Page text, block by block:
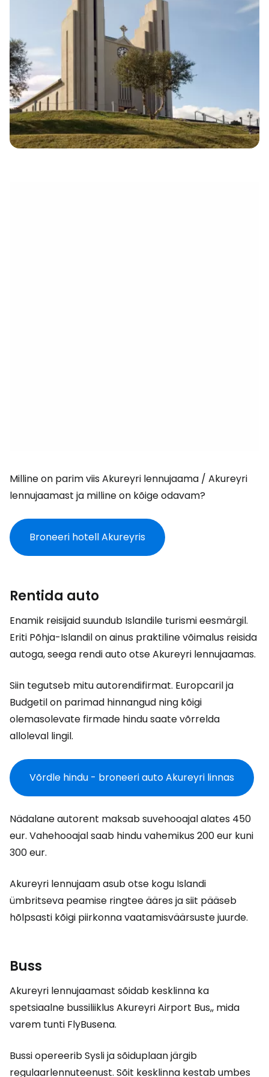
Milline on parim viis Akureyri lennujaama / Akureyri
lennujaamast ja milline on kõige odavam?
Broneeri hotell Akureyris
Rentida auto
Enamik reisijaid suundub Islandile turismi eesmärgil.
Eriti Põhja-Islandil on ainus praktiline võimalus reisida
autoga, seega rendi auto otse Akureyri lennujaamas.
Siin tegutseb mitu autorendifirmat. Europcaril ja
Budgetil on parimad hinnangud ning kõigi
olemasolevate firmade hindu saate võrrelda
alloleval lingil.
Võrdle hindu - broneeri auto Akureyri linnas
Nädalane autorent maksab suvehooajal alates 450
eur. Vahehooajal saab hindu vahemikus 200 eur kuni
300 eur.
Akureyri lennujaam asub otse kogu Islandi
ümbritseva peamise ringtee ääres ja siit pääseb
hõlpsasti kõigi piirkonna vaatamisväärsuste juurde.
Buss
Akureyri lennujaamast sõidab kesklinna ka
spetsiaalne bussiliiklusAkureyri Airport Bus,, mida
varem tunti FlyBusena.
Bussi opereerib Sysli ja sõiduplaan järgib
regulaarlennuteenust. Sõit kesklinna kestab umbes